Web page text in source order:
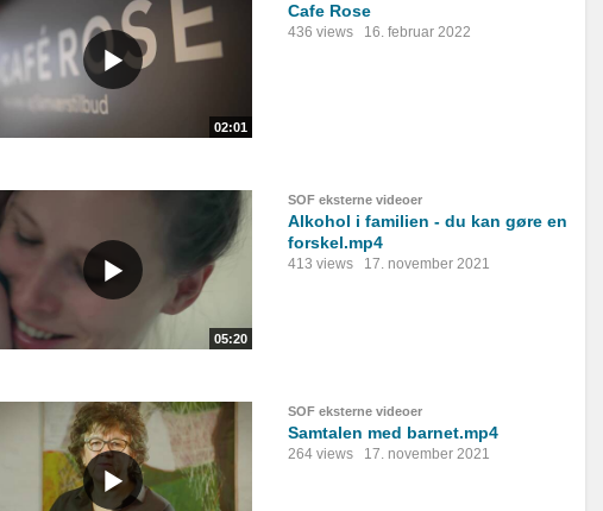
02:01
Cafe Rose
436 views 16. februar 2022
05:20
SOF eksterne videoer
Alkohol i familien - du kan gøre en
forskel.mp4
413 views 17. november 2021
SOF eksterne videoer
Samtalen med barnet.mp4
264 views 17. november 2021